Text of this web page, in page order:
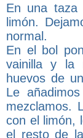
En una taza
limón.
normal.
En el bol
vainilla y la
huevos de
Le
mezclamos.
con el limón,
el resto de